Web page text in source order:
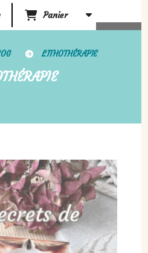
Panier
LITHOTHÉRAPIE